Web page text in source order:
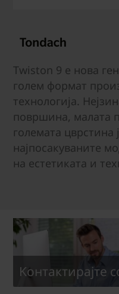
Twiston 9 е нова
голем формат
технологија.
површина, малата
големата цврстина
најпосакуваните
на естетиката и
Kонтактирајте